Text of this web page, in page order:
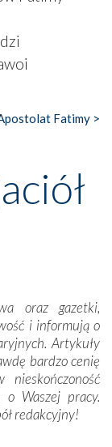
prowadzić,
Obidos,
dzisiaj…
celem były
czy w Batalhi,
bitwie o
a zarazem
dzieł,
o detale,
pracowitością
– Łucji
Marto.
Drogę
odwiedziliśmy
świece
nam przez
Fatimy >
oraz gazetki,
i informują o
Artykuły
bardzo cenię
Waszej pracy.
redakcyjny!